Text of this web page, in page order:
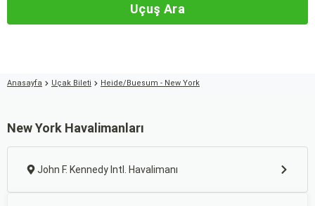
Uçuş Ara
Anasayfa Uçak Bileti Heide/Buesum - New York
New York Havalimanları
John F. Kennedy Intl. Havalimanı